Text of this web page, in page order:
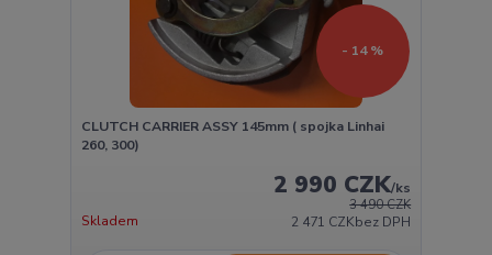
- 14 %
CLUTCH CARRIER ASSY 145mm ( spojka Linhai
260, 300)
3 490 CZK
2 990 CZK/ks
2 471 CZKbez DPH
Skladem